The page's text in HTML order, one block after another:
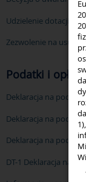
Udzielenie dotacji z
Zezwolenie na
Podatki i opłaty
Deklaracja na
Deklaracja na
Deklaracja na
DT-1 Deklaracja na